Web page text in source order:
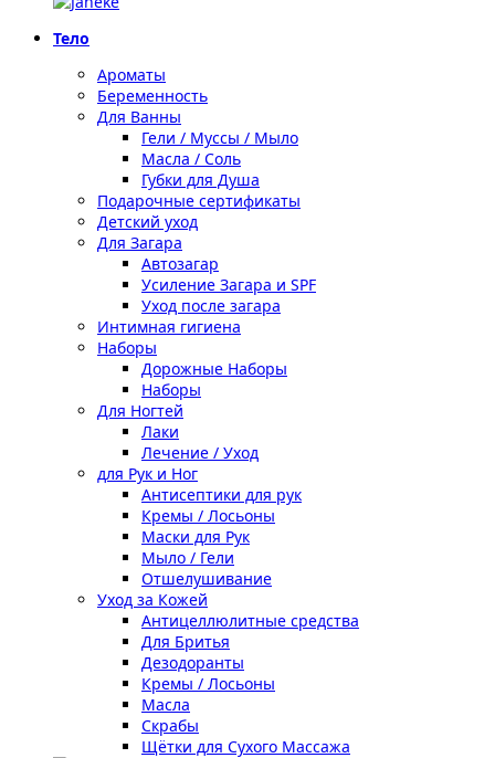
Тело
Ароматы
Беременность
Для Ванны
Гели / Муссы / Мыло
Масла / Соль
Губки для Душа
Подарочные сертификаты
Детский уход
Для Загара
Автозагар
Усиление Загара и SPF
Уход после загара
Интимная гигиена
Наборы
Дорожные Наборы
Наборы
Для Ногтей
Лаки
Лечение / Уход
для Рук и Ног
Антисептики для рук
Кремы / Лосьоны
Маски для Рук
Мыло / Гели
Отшелушивание
Уход за Кожей
Антицеллюлитные средства
Для Бритья
Дезодоранты
Кремы / Лосьоны
Масла
Скрабы
Щётки для Сухого Массажа